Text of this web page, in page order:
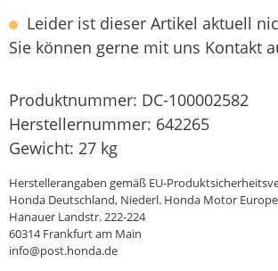
Leider ist dieser Artikel aktuell
Sie können gerne mit uns Kontakt
Produktnummer: DC-100002582
Herstellernummer: 642265
Gewicht: 27 kg
Herstellerangaben gemäß EU-
Honda Deutschland, Niederl. Honda Motor
Hanauer Landstr. 222-224
60314 Frankfurt am Main
info@post.honda.de